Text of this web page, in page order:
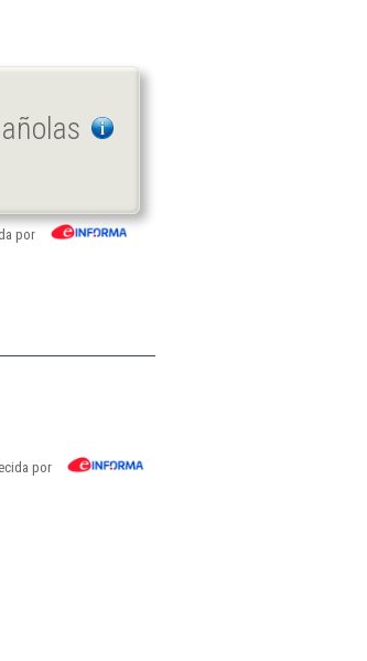
por
por